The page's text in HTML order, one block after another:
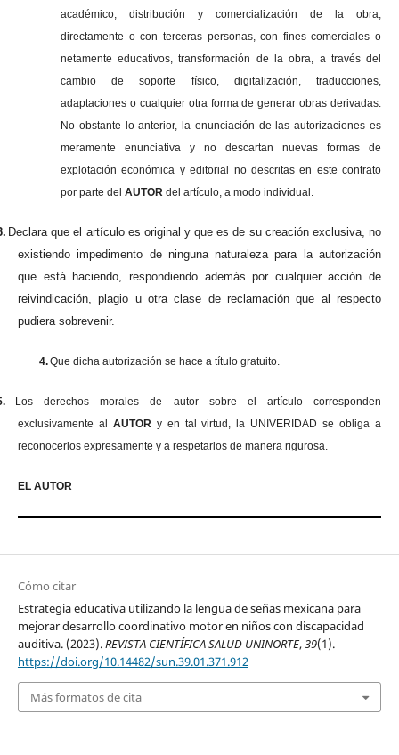
académico, distribución y comercialización de la obra,
directamente o con terceras personas, con fines comerciales o
netamente educativos, transformación de la obra, a través del
cambio de soporte físico, digitalización, traducciones,
adaptaciones o cualquier otra forma de generar obras derivadas.
No obstante lo anterior, la enunciación de las autorizaciones es
meramente enunciativa y no descartan nuevas formas de
explotación económica y editorial no descritas en este contrato
por parte del AUTORdel artículo, a modo individual.
Declara que el artículo es original y que es de su creación exclusiva, no
existiendo impedimento de ninguna naturaleza para la autorización
que está haciendo, respondiendo además por cualquier acción de
reivindicación, plagio u otra clase de reclamación que al respecto
pudiera sobrevenir.
4.Que dicha autorización se hace a título gratuito.
Los derechos morales de autor sobre el artículo corresponden
exclusivamente al AUTOR y en tal virtud, la UNIVERIDAD se obliga a
reconocerlos expresamente y a respetarlos de manera rigurosa.
EL AUTOR
Cómo citar
Estrategia educativa utilizando la lengua de señas mexicana para
mejorar desarrollo coordinativo motor en niños con discapacidad
auditiva. (2023).REVISTA CIENTÍFICA SALUD UNINORTE,39(1).
https://doi.org/10.14482/sun.39.01.371.912
Más formatos de cita